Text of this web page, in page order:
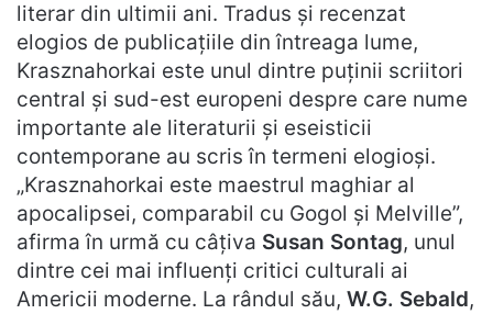
literar din ultimii ani. Tradus și recenzat
elogios de publicațiile din întreaga lume,
Krasznahorkai este unul dintre puținii scriitori
central și sud-est europeni despre care nume
importante ale literaturii și eseisticii
contemporane au scris în termeni elogioși.
„Krasznahorkai este maestrul maghiar al
apocalipsei, comparabil cu Gogol și Melville”,
afirma în urmă cu câțiva Susan Sontag, unul
dintre cei mai influenţi critici culturali ai
Americii moderne. La rândul său, W.G. Sebald,